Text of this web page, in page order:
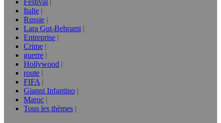
Festival
Italie
Russie
Lara Gut-Behrami
Entreprise
Crime
guerre
Hollywood
route
FIFA
Gianni Infantino
Maroc
Tous les thèmes